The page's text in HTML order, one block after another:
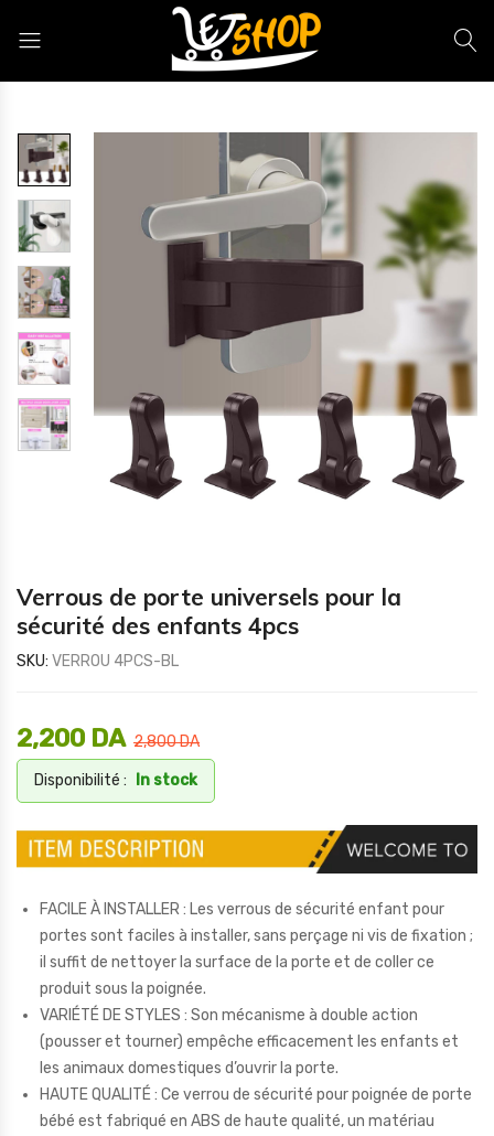
Verrous de porte universels pour la
sécurité des enfants 4pcs
SKU: VERROU 4PCS-BL
2,800DA
2,200 DA
Disponibilité : In stock
FACILE À INSTALLER : Les verrous de sécurité enfant pour
portes sont faciles à installer, sans perçage ni vis de fixation ;
il suffit de nettoyer la surface de la porte et de coller ce
produit sous la poignée.
VARIÉTÉ DE STYLES : Son mécanisme à double action
(pousser et tourner) empêche efficacement les enfants et
les animaux domestiques d’ouvrir la porte.
HAUTE QUALITÉ : Ce verrou de sécurité pour poignée de porte
bébé est fabriqué en ABS de haute qualité, un matériau